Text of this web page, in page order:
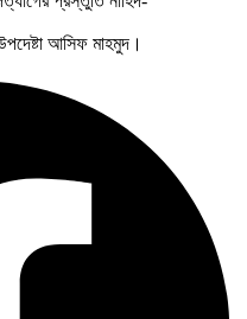
আসিফ মাহমুদ।